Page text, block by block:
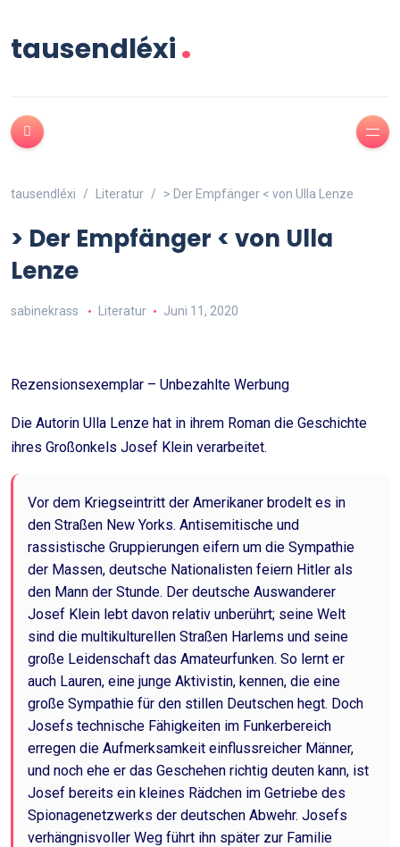
tausendléxi.
tausendléxi Literatur > Der Empfänger < von Ulla Lenze
> Der Empfänger < von Ulla
Lenze
sabinekrass Literatur Juni 11, 2020
Rezensionsexemplar – Unbezahlte Werbung
Die Autorin Ulla Lenze hat in ihrem Roman die Geschichte
ihres Großonkels Josef Klein verarbeitet.
Vor dem Kriegseintritt der Amerikaner brodelt es in
den Straßen New Yorks. Antisemitische und
rassistische Gruppierungen eifern um die Sympathie
der Massen, deutsche Nationalisten feiern Hitler als
den Mann der Stunde. Der deutsche Auswanderer
Josef Klein lebt davon relativ unberührt; seine Welt
sind die multikulturellen Straßen Harlems und seine
große Leidenschaft das Amateurfunken. So lernt er
auch Lauren, eine junge Aktivistin, kennen, die eine
große Sympathie für den stillen Deutschen hegt. Doch
Josefs technische Fähigkeiten im Funkerbereich
erregen die Aufmerksamkeit einflussreicher Männer,
und noch ehe er das Geschehen richtig deuten kann, ist
Josef bereits ein kleines Rädchen im Getriebe des
Spionagenetzwerks der deutschen Abwehr. Josefs
verhängnisvoller Weg führt ihn später zur Familie